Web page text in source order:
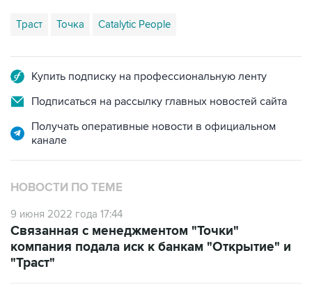
Траст Точка Catalytic People
Купить подписку на профессиональную ленту
Подписаться на рассылку главных новостей сайта
Получать оперативные новости в официальном
канале
НОВОСТИ ПО ТЕМЕ
9 июня 2022 года 17:44
Связанная с менеджментом "Точки"
компания подала иск к банкам "Открытие" и
"Траст"